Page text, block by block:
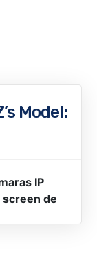
Model:
IP
screen de